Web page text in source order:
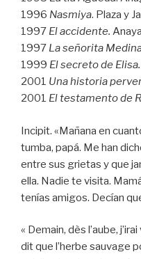
1996 Nasmiya. Plaza y
1997 El accidente.
1997 La señorita
1999 El secreto de Elisa.
2001 Una historia
2001 El testamento de
Incipit. «Mañana en
tumba, papá. Me han
entre sus grietas y que
ella. Nadie te visita.
tenías amigos. Decían
« Demain, dès l’aube,
dit que l’herbe sauvage